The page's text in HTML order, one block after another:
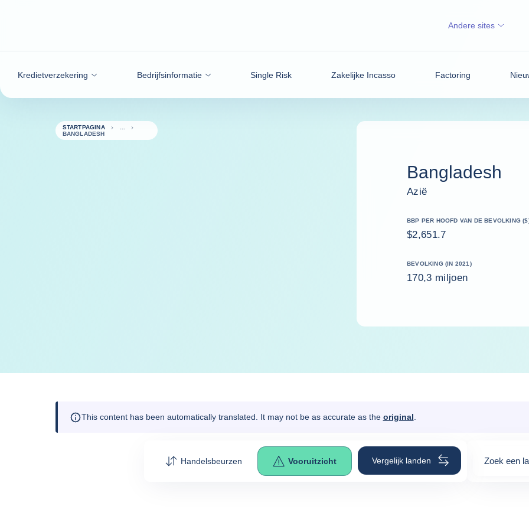
Kredietverzekering Bedrijfsinformatie Single Risk Zakelijke Incasso Factoring
Andere sites
STARTPAGINA
BANGLADESH
Bangladesh
Azië
BBP PER HOOFD VAN DE BEVOLKING
$2,651.7
BEVOLKING (IN 2021)
170,3 miljoen
This content has been automatically translated. It may not be as accurate as the original
Handelsbeurzen Vooruitzicht Vergelijk landen Zoek een